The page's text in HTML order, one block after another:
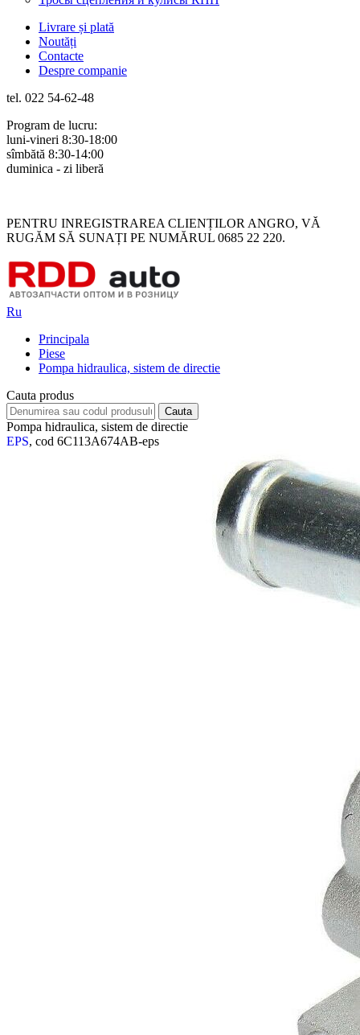
Livrare și plată
Noutăți
Contacte
Despre companie
tel. 022 54-62-48
Program de lucru:
luni-vineri 8:30-18:00
sîmbătă 8:30-14:00
duminica - zi liberă
PENTRU INREGISTRAREA CLIENȚILOR ANGRO, VĂ
RUGĂM SĂ SUNAȚI PE NUMĂRUL 0685 22 220.
Ru
Principala
Piese
Pompa hidraulica, sistem de directie
Cauta produs
Pompa hidraulica, sistem de directie
EPS, cod 6C113A674AB-eps